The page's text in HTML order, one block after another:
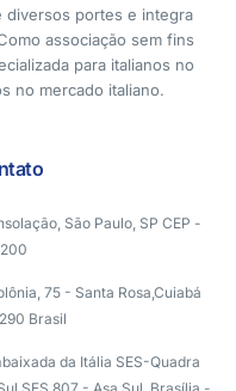
diversos portes e integra
associação sem fins
para italianos no
no mercado italiano.
São Paulo, SP CEP -
75 - Santa Rosa,Cuiabá
Brasil
da Itália SES-Quadra